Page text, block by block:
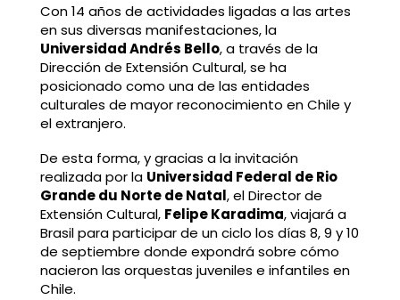
Con 14 años de actividades ligadas a las artes
en sus diversas manifestaciones, la
Universidad Andrés Bello, a través de la
Dirección de Extensión Cultural, se ha
posicionado como una de las entidades
culturales de mayor reconocimiento en Chile y
el extranjero.
De esta forma, y gracias a la invitación
realizada por la Universidad Federal de Rio
Grande du Norte de Natal, el Director de
Extensión Cultural, Felipe Karadima, viajará a
Brasil para participar de un ciclo los días 8, 9 y 10
de septiembre donde expondrá sobre cómo
nacieron las orquestas juveniles e infantiles en
Chile.